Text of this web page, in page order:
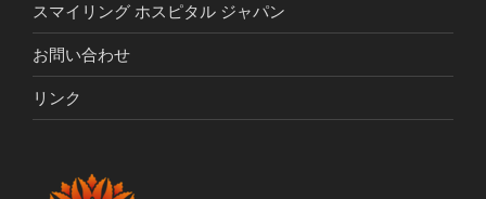
スマイリング ホスピタル ジャパン
お問い合わせ
リンク